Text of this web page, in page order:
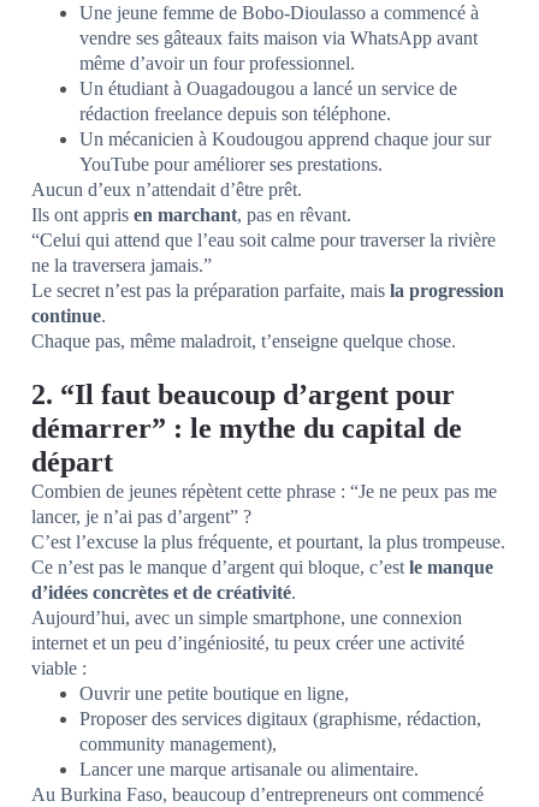
Une jeune femme de Bobo-Dioulasso a commencé à
vendre ses gâteaux faits maison via WhatsApp avant
même d’avoir un four professionnel.
Un étudiant à Ouagadougou a lancé un service de
rédaction freelance depuis son téléphone.
Un mécanicien à Koudougou apprend chaque jour sur
YouTube pour améliorer ses prestations.
Aucun d’eux n’attendait d’être prêt.
Ils ont appris en marchant, pas en rêvant.
“Celui qui attend que l’eau soit calme pour traverser la rivière
ne la traversera jamais.”
Le secret n’est pas la préparation parfaite, mais la progression
continue.
Chaque pas, même maladroit, t’enseigne quelque chose.
2. “Il faut beaucoup d’argent pour
démarrer” : le mythe du capital de
départ
Combien de jeunes répètent cette phrase : “Je ne peux pas me
lancer, je n’ai pas d’argent” ?
C’est l’excuse la plus fréquente, et pourtant, la plus trompeuse.
Ce n’est pas le manque d’argent qui bloque, c’est le manque
d’idées concrètes et de créativité.
Aujourd’hui, avec un simple smartphone, une connexion
internet et un peu d’ingéniosité, tu peux créer une activité
viable :
Ouvrir une petite boutique en ligne,
Proposer des services digitaux (graphisme, rédaction,
community management),
Lancer une marque artisanale ou alimentaire.
Au Burkina Faso, beaucoup d’entrepreneurs ont commencé